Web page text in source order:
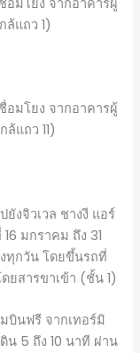
แถว 1)
อมโยง จากอาคารผู้
แถว 11)
งจิวเวล ชางงี แอร์
มกราคม ถึง 31
ทุกวัน โดยขึ้นรถที่
ยสารขาเข้า (ชั้น 1)
บินฟรี จากเทอร์มิ
น 5 ถึง 10 นาที ผ่าน